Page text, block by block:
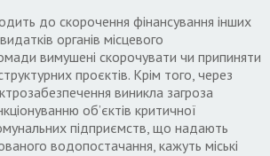
до скорочення фінансування інших
органів місцевого
вимушені скорочувати чи припиняти
проєктів. Крім того, через
виникла загроза
об’єктів критичної
підприємств, що надають
водопостачання, кажуть міські